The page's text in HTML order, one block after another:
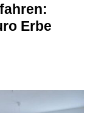
Erbe